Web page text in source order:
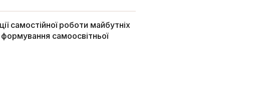
самостійної роботи майбутніх
самоосвітньої